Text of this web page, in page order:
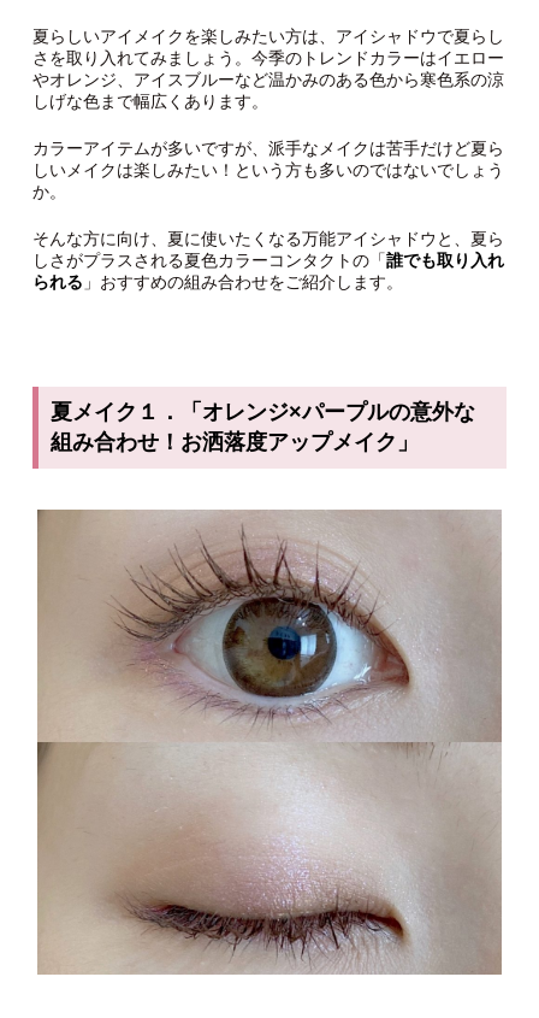
夏らしいアイメイクを楽しみたい方は、アイシャドウで夏らし
さを取り入れてみましょう。今季のトレンドカラーはイエロー
やオレンジ、アイスブルーなど温かみのある色から寒色系の涼
しげな色まで幅広くあります。
カラーアイテムが多いですが、派手なメイクは苦手だけど夏ら
しいメイクは楽しみたい！という方も多いのではないでしょう
か。
そんな方に向け、夏に使いたくなる万能アイシャドウと、夏ら
しさがプラスされる夏色カラーコンタクトの「誰でも取り入れ
られる 」おすすめの組み合わせをご紹介します。
夏メイク１．「オレンジ×パープルの意外な
組み合わせ！お洒落度アップメイク」